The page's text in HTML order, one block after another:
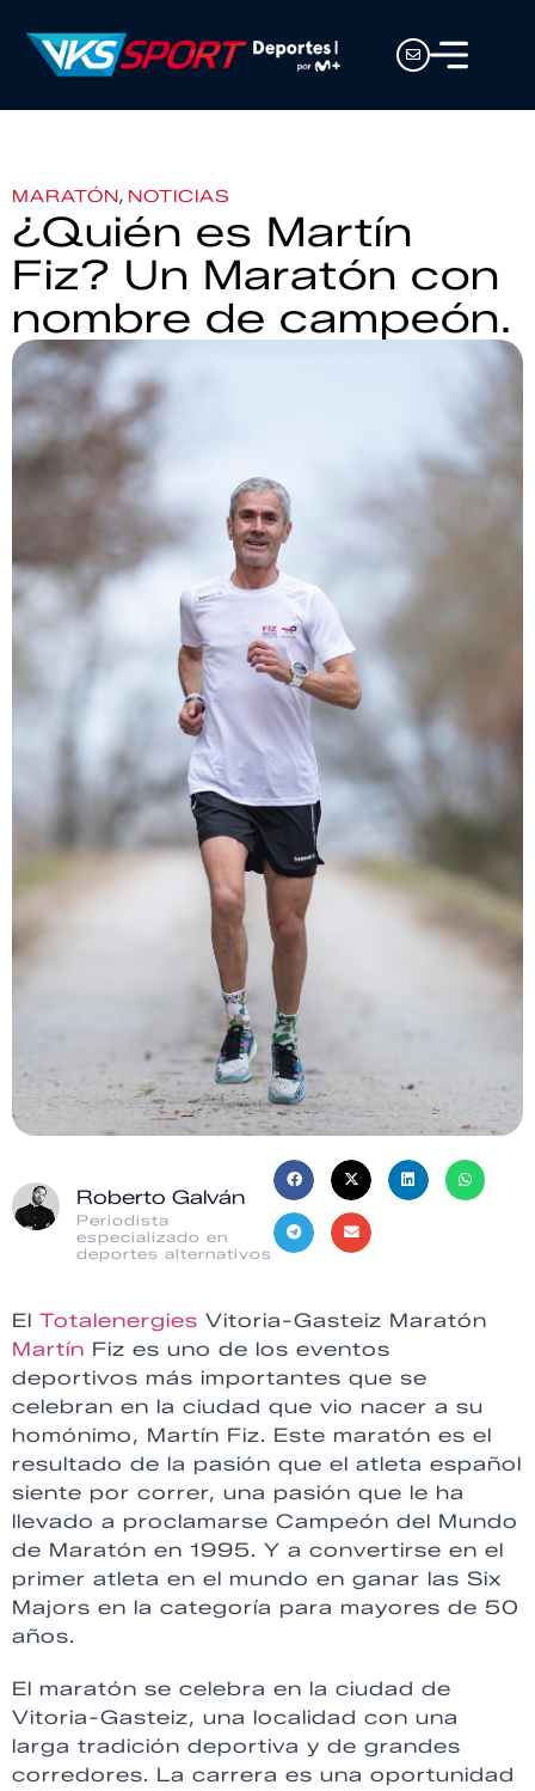
MARATÓN, NOTICIAS
¿Quién es Martín
Fiz? Un Maratón con
nombre de campeón.
Roberto Galván
Periodista
especializado en
deportes alternativos
El Totalenergies Vitoria-Gasteiz Maratón
Martín Fiz es uno de los eventos
deportivos más importantes que se
celebran en la ciudad que vio nacer a su
homónimo, Martín Fiz. Este maratón es el
resultado de la pasión que el atleta español
siente por correr, una pasión que le ha
llevado a proclamarse Campeón del Mundo
de Maratón en 1995. Y a convertirse en el
primer atleta en el mundo en ganar las Six
Majors en la categoría para mayores de 50
años.
El maratón se celebra en la ciudad de
Vitoria-Gasteiz, una localidad con una
larga tradición deportiva y de grandes
corredores. La carrera es una oportunidad